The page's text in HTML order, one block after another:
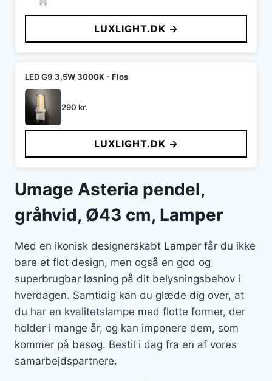
LUXLIGHT.DK →
LED G9 3,5W 3000K - Flos
290 kr.
LUXLIGHT.DK →
Umage Asteria pendel,
gråhvid, Ø43 cm, Lamper
Med en ikonisk designerskabt Lamper får du ikke
bare et flot design, men også en god og
superbrugbar løsning på dit belysningsbehov i
hverdagen. Samtidig kan du glæde dig over, at
du har en kvalitetslampe med flotte former, der
holder i mange år, og kan imponere dem, som
kommer på besøg. Bestil i dag fra en af vores
samarbejdspartnere.